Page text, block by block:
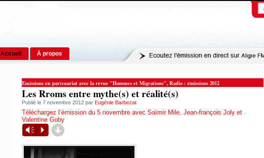
Accueil À propos
Emissions en partenariat avec la revue "Hommes et Migrations",Radio : émissions 2012
Les Rroms entre mythe(s) et réalité(s)
Publié le 7 novembre 2012 par Eugénie Barbezat
Téléchargez l’émission du 5 novembre avec Saïmir Mile, Jean-françois Joly et
Valentine Goby
Vm P d